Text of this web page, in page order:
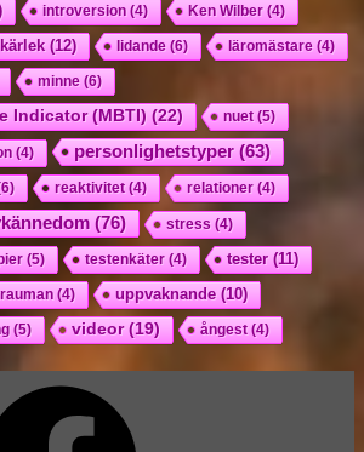
introversion (4) Ken Wilber(4)
kärlek(12) lidande (6) läromästare (4)
minne (6)
Indicator (MBTI)(22) nuet(5)
(4) personlighetstyper(63)
reaktivitet(4) relationer(4)
(76) stress (4)
(5) testenkäter(4) tester(11)
(4) uppvaknande(10)
(5) videor(19) ångest(4)